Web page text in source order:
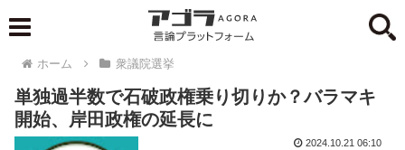
ホーム 衆議院選挙
単独過半数で石破政権乗り切りか？バラマキ
開始、岸田政権の延長に
2024.10.21 06:10